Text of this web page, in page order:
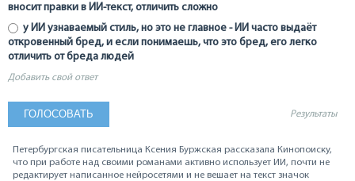
вносит правки в ИИ-текст, отличить сложно
у ИИ узнаваемый стиль, но это не главное - ИИ часто выдаёт
откровенный бред, и если понимаешь, что это бред, его легко
отличить от бреда людей
Добавить свой ответ
Результаты
Петербургская писательница Ксения Буржская рассказала Кинопоиску,
что при работе над своими романами активно использует ИИ, почти не
редактирует написанное нейросетями и не вешает на текст значок